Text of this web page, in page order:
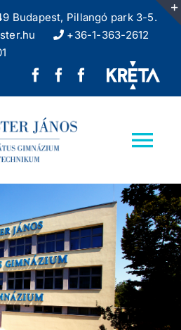
Budapest, Pillangó park 3-5.
+36-1-363-2612
Sylvester
Református
facebook
oldala
REFlex,
Sylvester
Sylvester
facebook